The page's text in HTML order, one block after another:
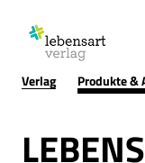
Verlag Produkte &